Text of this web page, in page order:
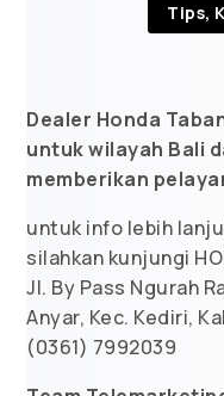
Tips,
Dealer Honda
untuk wilayah Bali
memberikan
untuk info lebih
silahkan kunjungi
Jl. By Pass Ngurah
Anyar, Kec. Kediri,
(0361) 7992039